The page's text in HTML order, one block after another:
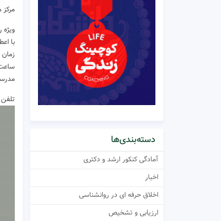
ویژه
با
زمان
ساعت8 الی
تلفن : 09154455714
دسته‌بندی‌ها
آمادگی کنکور ارشد و دکتری
اخبار
اخلاق حرفه ای در روانشناسی
ارزیابی و تشخیص